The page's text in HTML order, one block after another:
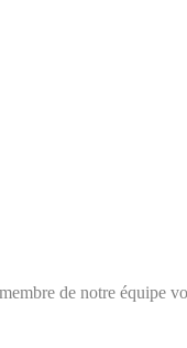
de notre équipe